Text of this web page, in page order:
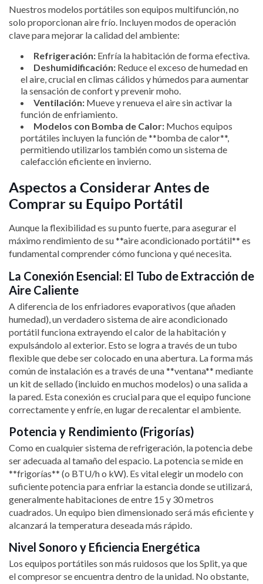
Nuestros modelos portátiles son equipos multifunción, no
solo proporcionan aire frío. Incluyen modos de operación
clave para mejorar la calidad del ambiente:
Refrigeración: Enfría la habitación de forma efectiva.
Deshumidificación: Reduce el exceso de humedad en
el aire, crucial en climas cálidos y húmedos para aumentar
la sensación de confort y prevenir moho.
Ventilación: Mueve y renueva el aire sin activar la
función de enfriamiento.
Modelos con Bomba de Calor: Muchos equipos
portátiles incluyen la función de **bomba de calor**,
permitiendo utilizarlos también como un sistema de
calefacción eficiente en invierno.
Aspectos a Considerar Antes de
Comprar su Equipo Portátil
Aunque la flexibilidad es su punto fuerte, para asegurar el
máximo rendimiento de su **aire acondicionado portátil** es
fundamental comprender cómo funciona y qué necesita.
La Conexión Esencial: El Tubo de Extracción de
Aire Caliente
A diferencia de los enfriadores evaporativos (que añaden
humedad), un verdadero sistema de aire acondicionado
portátil funciona extrayendo el calor de la habitación y
expulsándolo al exterior. Esto se logra a través de un tubo
flexible que debe ser colocado en una abertura. La forma más
común de instalación es a través de una **ventana** mediante
un kit de sellado (incluido en muchos modelos) o una salida a
la pared. Esta conexión es crucial para que el equipo funcione
correctamente y enfríe, en lugar de recalentar el ambiente.
Potencia y Rendimiento (Frigorías)
Como en cualquier sistema de refrigeración, la potencia debe
ser adecuada al tamaño del espacio. La potencia se mide en
**frigorías** (o BTU/h o kW). Es vital elegir un modelo con
suficiente potencia para enfriar la estancia donde se utilizará,
generalmente habitaciones de entre 15 y 30 metros
cuadrados. Un equipo bien dimensionado será más eficiente y
alcanzará la temperatura deseada más rápido.
Nivel Sonoro y Eficiencia Energética
Los equipos portátiles son más ruidosos que los Split, ya que
el compresor se encuentra dentro de la unidad. No obstante,